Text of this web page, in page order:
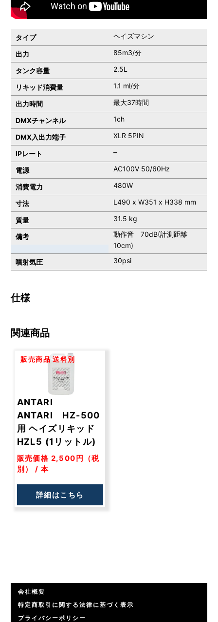
タイプ ヘイズマシン
出力 85m3/分
タンク容量 2.5L
リキッド消費量 1.1 ml/分
出力時間 最大37時間
DMXチャンネル 1ch
DMX入出力端子 XLR 5PIN
IPレート –
電源 AC100V 50/60Hz
消費電力 480W
寸法 L490 x W351 x H338 mm
質量 31.5 kg
備考
動作音 70dB(計測距離
10cm)
噴射気圧
30psi
仕様
関連商品
販売商品 送料別
ANTARI
ANTARI HZ-500
用 ヘイズリキッド
HZL5 (1リットル)
販売価格 2,500円（税
別） / 本
詳細はこちら
会社概要
特定商取引に関する法律に基づく表示
プライバシーポリシー